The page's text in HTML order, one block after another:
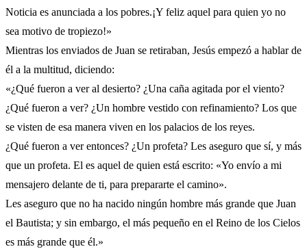
Noticia es anunciada a los pobres.¡Y feliz aquel para quien yo no
sea motivo de tropiezo!»
Mientras los enviados de Juan se retiraban, Jesús empezó a hablar de
él a la multitud, diciendo:
«¿Qué fueron a ver al desierto? ¿Una caña agitada por el viento?
¿Qué fueron a ver? ¿Un hombre vestido con refinamiento? Los que
se visten de esa manera viven en los palacios de los reyes.
¿Qué fueron a ver entonces? ¿Un profeta? Les aseguro que sí, y más
que un profeta. El es aquel de quien está escrito: «Yo envío a mi
mensajero delante de ti, para prepararte el camino».
Les aseguro que no ha nacido ningún hombre más grande que Juan
el Bautista; y sin embargo, el más pequeño en el Reino de los Cielos
es más grande que él.»